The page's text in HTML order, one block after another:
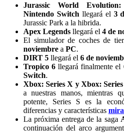
Jurassic World
Nintendo Switch llegará el 3
Jurassic Park a la hibrida.
Apex Legends llegará el 4 de
El simulador de coches de
noviembre a PC.
DIRT 5 llegará el 6 de
Tropico 6 llegará finalmente el
Switch.
Xbox: Series X y Xbox: Series
a nuestras manos, mientras
potente, Series S es la
diferencias y características
La próxima entrega de la saga
continuación del arco